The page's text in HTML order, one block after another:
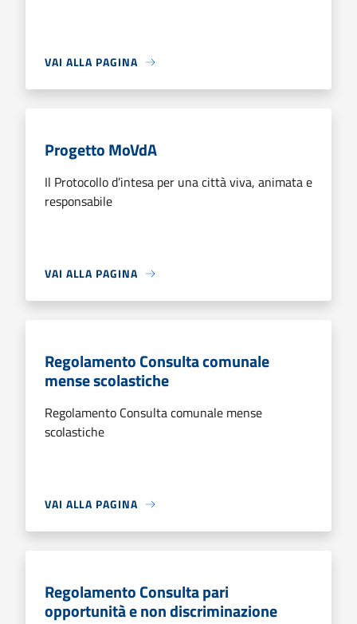
VAI ALLA PAGINA
Progetto MoVdA
Il Protocollo d’intesa per una città viva, animata e
responsabile
VAI ALLA PAGINA
Regolamento Consulta comunale
mense scolastiche
Regolamento Consulta comunale mense
scolastiche
VAI ALLA PAGINA
Regolamento Consulta pari
opportunità e non discriminazione